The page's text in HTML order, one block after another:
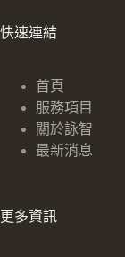
快速連結
首頁
服務項目
關於詠智
最新消息
更多資訊